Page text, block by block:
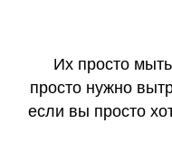
Их просто
просто нужно
если вы просто